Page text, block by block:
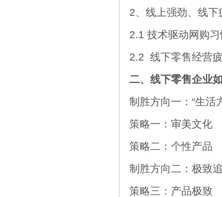
2、线上强劲、线下
2.1 技术驱动网购
2.2 线下零售经营
二、线下零售企业
制胜方向一：“生活
策略一：审美文化
策略二：个性产品
制胜方向二：极致
策略三：产品极致